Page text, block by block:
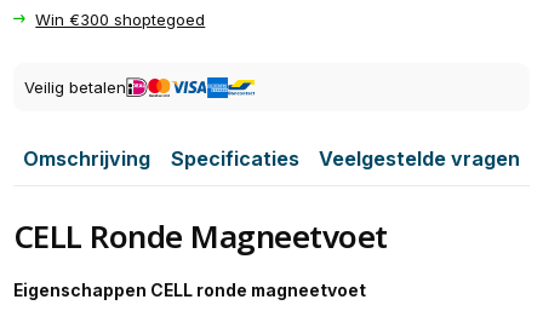
Win €300 shoptegoed
Veilig betalen
Omschrijving Specificaties Veelgestelde vragen
CELL Ronde Magneetvoet
Eigenschappen CELL ronde magneetvoet